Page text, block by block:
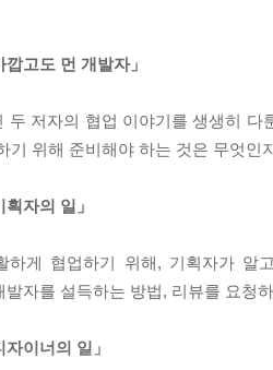
하기
항목 체크하기
자의 일
개발 용어
도구
디자이너는 개발을 직접 하는 것이
로 다양하다. 가볍게 배울 수 있는
를 알게 되고, 개발자에게 더 효율
러 페이지는 기획자나 디자이너가
깝고도 먼 개발자」
두 저자의 협업 이야기를 생생히
기 위해 준비해야 하는 것은 무엇인
획자의 일」
하게 협업하기 위해, 기획자가
발자를 설득하는 방법, 리뷰를 요청
자이너의 일」